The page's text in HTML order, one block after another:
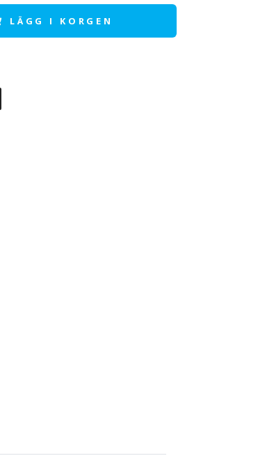
LÄGG I KORGEN